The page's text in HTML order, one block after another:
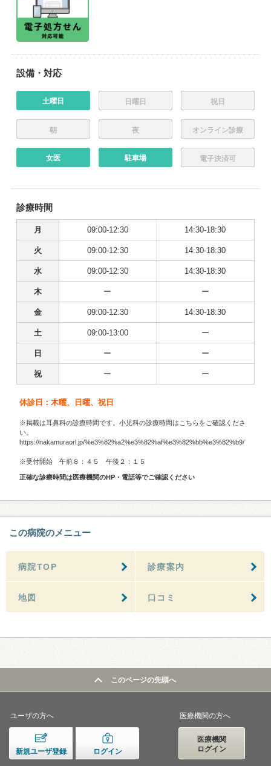
設備・対応
土曜日 日曜日 祝日
朝 夜 オンライン診療
女医 駐車場 電子決済可
診療時間
月 09:00-12:30 14:30-18:30
火 09:00-12:30 14:30-18:30
水 09:00-12:30 14:30-18:30
木 ー ー
金 09:00-12:30 14:30-18:30
土 09:00-13:00 ー
日 ー ー
祝 ー ー
休診日：木曜、日曜、祝日
※掲載は耳鼻科の診療時間です。小児科の診療時間はこちらをご確認くださ
い。
https://nakamuraorl.jp/%e3%82%a2%e3%82%af%e3%82%bb%e3%82%b9/
※受付開始 午前８：４５ 午後２：１５
正確な診療時間は医療機関のHP・電話等でご確認ください
この病院のメニュー
病院TOP 診療案内
地図 口コミ
このページの先頭へ
ユーザの方へ
新規ユーザ登録 ログイン
医療機関の方へ
医療機関
ログイン